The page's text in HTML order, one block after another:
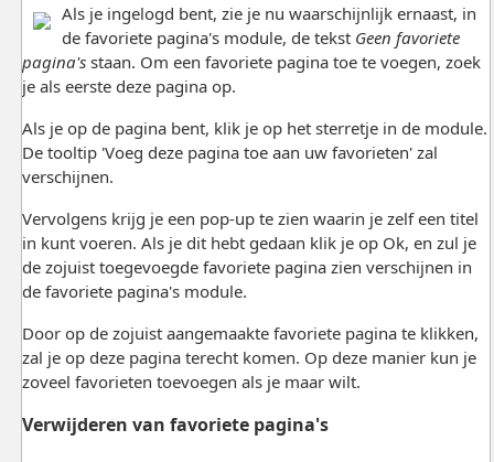
Als je ingelogd bent, zie je nu waarschijnlijk ernaast, in
de favoriete pagina's module, de tekst Geen favoriete
pagina'sstaan. Om een favoriete pagina toe te voegen, zoek
je als eerste deze pagina op.
Als je op de pagina bent, klik je op het sterretje in de module.
De tooltip 'Voeg deze pagina toe aan uw favorieten' zal
verschijnen.
Vervolgens krijg je een pop-up te zien waarin je zelf een titel
in kunt voeren. Als je dit hebt gedaan klik je op Ok, en zul je
de zojuist toegevoegde favoriete pagina zien verschijnen in
de favoriete pagina's module.
Door op de zojuist aangemaakte favoriete pagina te klikken,
zal je op deze pagina terecht komen. Op deze manier kun je
zoveel favorieten toevoegen als je maar wilt.
Verwijderen van favoriete pagina's